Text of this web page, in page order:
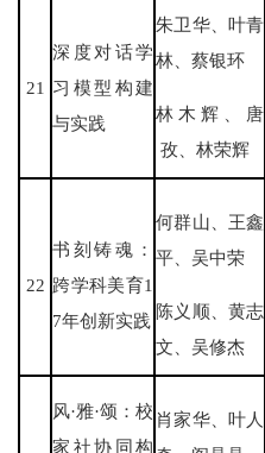
21
深度对话学
习模型构建
与实践
朱卫华、叶青
林、蔡银环
林木辉、唐
孜、林荣辉
22
书刻铸魂：
跨学科美育1
7年创新实践
何群山、王鑫
平、吴中荣
陈义顺、黄志
文、吴修杰
风·雅·颂：校
家社协同构
肖家华、叶人